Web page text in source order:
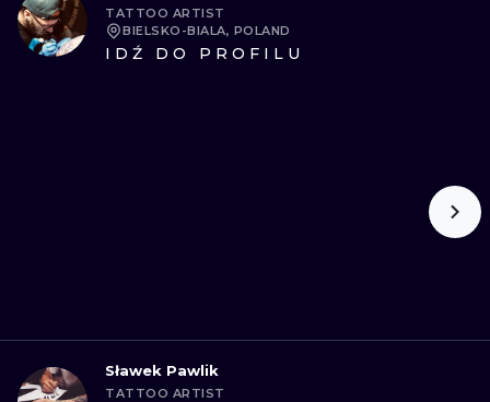
TATTOO ARTIST
BIELSKO-BIALA, POLAND
IDŹ DO PROFILU
Sławek Pawlik
TATTOO ARTIST